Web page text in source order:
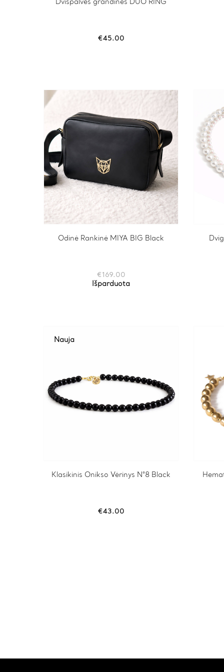
Dvispalvės grandinės DUO RING
€45.00
Odinė Rankinė MIYA BIG Black
€ 169.00
Išparduota
Nauja
Klasikinis Onikso Vėrinys N°8 Black
€43.00
This